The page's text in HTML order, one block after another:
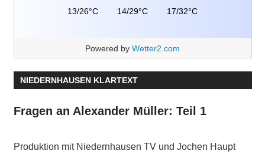
13/26°C 14/29°C 17/32°C
Powered by Wetter2.com
NIEDERNHAUSEN KLARTEXT
Fragen an Alexander Müller: Teil 1
Produktion mit Niedernhausen TV und Jochen Haupt